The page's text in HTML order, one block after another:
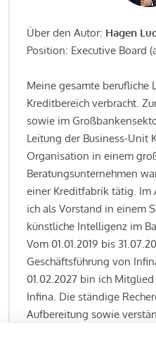
Über den Autor: Hagen
Position: Executive Board
Meine gesamte berufliche
Kreditbereich verbracht.
sowie im
Leitung der Business-Unit
Organisation in einem
Beratungsunternehmen
einer Kreditfabrik tätig. Im
ich als Vorstand in einem
künstliche Intelligenz im
Vom 01.01.2019 bis
Geschäftsführung von
01.02.2027 bin ich
Infina. Die ständige
Aufbereitung sowie